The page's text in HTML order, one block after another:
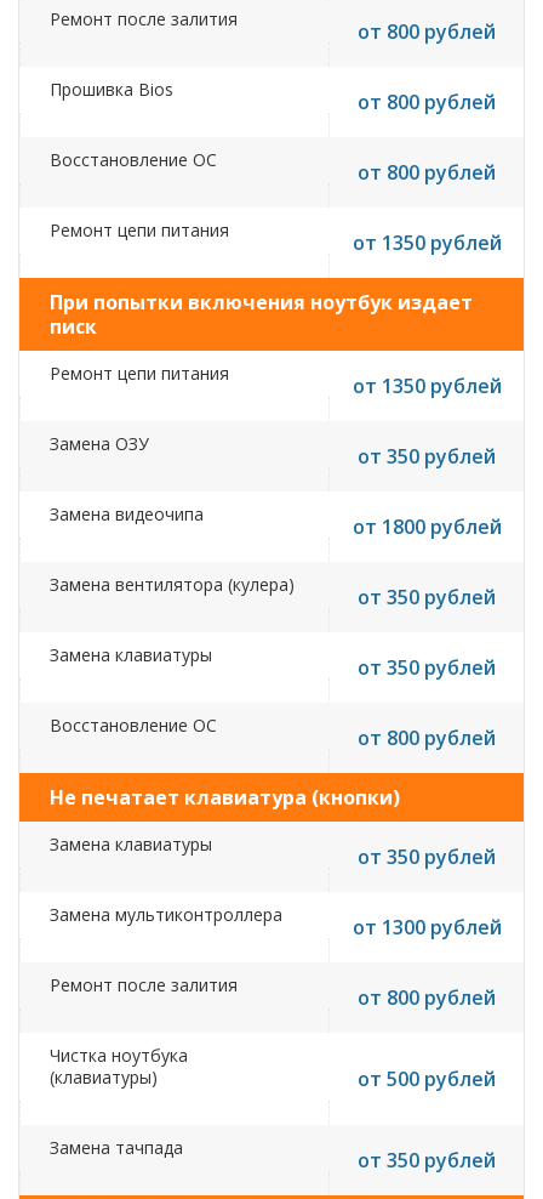
Ремонт после залития от 800 рублей
Прошивка Bios от 800 рублей
Восстановление ОС от 800 рублей
Ремонт цепи питания от 1350 рублей
При попытки включения ноутбук издает
писк
Ремонт цепи питания от 1350 рублей
Замена ОЗУ от 350 рублей
Замена видеочипа от 1800 рублей
Замена вентилятора (кулера) от 350 рублей
Замена клавиатуры от 350 рублей
Восстановление ОС от 800 рублей
Не печатает клавиатура (кнопки)
Замена клавиатуры от 350 рублей
Замена мультиконтроллера от 1300 рублей
Ремонт после залития от 800 рублей
Чистка ноутбука
(клавиатуры)
от 500 рублей
Замена тачпада от 350 рублей